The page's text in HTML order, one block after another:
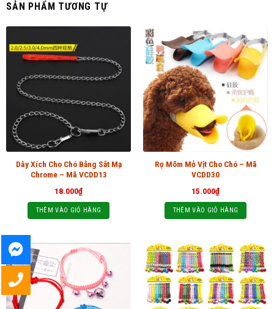
SẢN PHẨM TƯƠNG TỰ
Dây Xích Cho Chó Bằng Sắt Mạ
Chrome – Mã VCDD13
18.000₫
THÊM VÀO GIỎ HÀNG
Rọ Mõm Mỏ Vịt Cho Chó – Mã
VCDD30
15.000₫
THÊM VÀO GIỎ HÀNG